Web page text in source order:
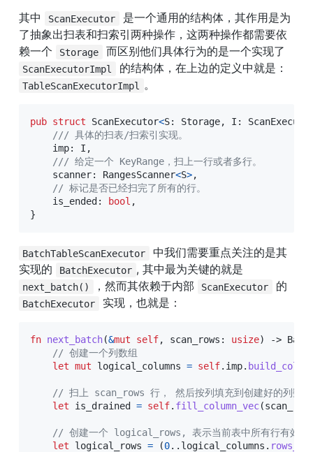
其中
ScanExecutor
是一个通用的结构体，其作用是为
了抽象出扫表和扫索引两种操作，这两种操作都需要依
赖一个
Storage
ScanExecutorImpl 的结构体，在上边的定义中就是：
TableScanExecutorImpl 。
pub struct ScanExecutor<S: Storage, I :
/// 具体的扫表/扫索引实现。
    imp
: I ,
/// 给定一个 KeyRange，扫上一行或者多行。
    scanner
: RangesScanner<S>,
// 标记是否已经扫完了所有的行。
    is_ended
: bool ,
}
BatchTableScanExecutor
中我们需要重点关注的是其
实现的
BatchExecutor
next_batch() ，然而其依赖于内部 ScanExecutor
BatchExecutor 实现，也就是：
fn next_batch(&mut self, scan_rows : usize) ->
// 创建一个列数组
let mut logical_columns = self. imp.
// 扫上 scan_rows 行， 然后按列填充到创建好的列数组
let is_drained = self. fill_column_vec(
// 创建一个 logical_rows, 表示当前表中所有行有效
let logical_rows = (0.. logical_columns .